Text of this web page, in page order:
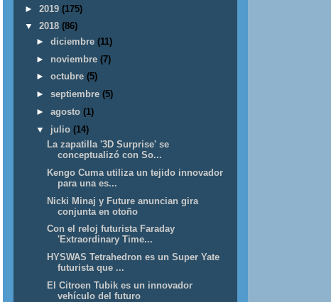
► 2019 (175)
▼
2018 (86)
► diciembre (11)
► noviembre (7)
► octubre (5)
► septiembre (5)
► agosto (1)
▼
julio (14)
La zapatilla '3D Surprise' se
conceptualizó con So...
Kengo Cuma utiliza un tejido innovador
para una es...
Nicki Minaj y Future anuncian gira
conjunta en otoño
Con el reloj futurista Faraday
'Extraordinary Time...
HYSWAS Tetrahedron es un Super Yate
futurista que ...
El Citroen Tubik es un innovador
vehículo del futuro